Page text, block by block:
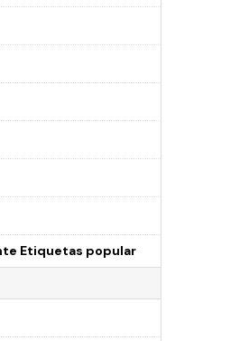
Etiquetas popular